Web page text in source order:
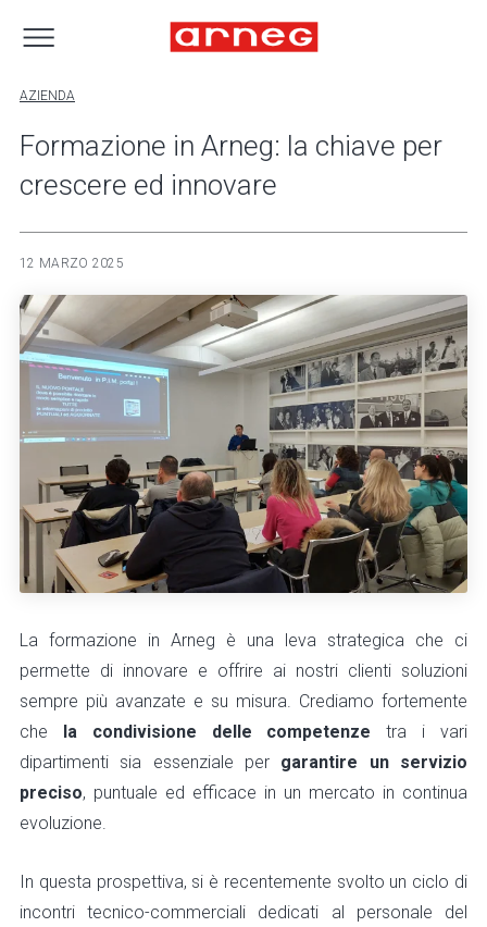
AZIENDA
Formazione in Arneg: la chiave per
crescere ed innovare
12 MARZO 2025
La formazione in Arneg è una leva strategica che ci
permette di innovare e offrire ai nostri clienti soluzioni
sempre più avanzate e su misura. Crediamo fortemente
che la condivisione delle competenze tra i vari
dipartimenti sia essenziale per garantire un servizio
preciso, puntuale ed efficace in un mercato in continua
evoluzione.
In questa prospettiva, si è recentemente svolto un ciclo di
incontri tecnico-commerciali dedicati al personale del